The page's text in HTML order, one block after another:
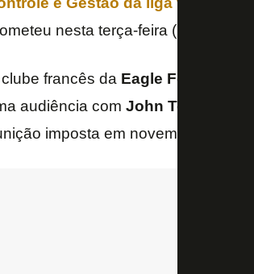
nesta terça-feira (24/6) que
francês da Eagle Football
audiência com John Textor
imposta em novembro de